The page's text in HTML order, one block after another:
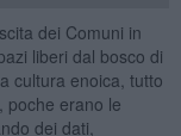
dei Comuni in
liberi dal bosco di
cultura enoica, tutto
poche erano le
dei dati,